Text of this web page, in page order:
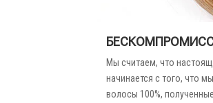
Мы считаем, что
начинается с того, что
волосы 100%,